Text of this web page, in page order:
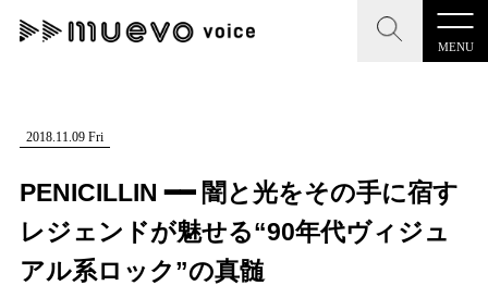
MENU
CLOSE
記事を検索する
CLOSE
"読者の声を形にする”音楽特化メディア
2018.11.09 Fri
PENICILLIN ━━ 闇と光をその手に宿す
レジェンドが魅せる“90年代ヴィジュ
アル系ロック”の真髄